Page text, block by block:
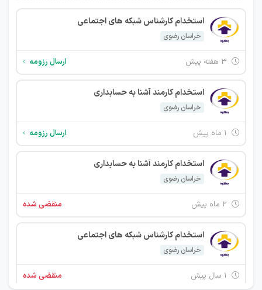
استخدام کارشناس شبکه های اجتماعی
خراسان رضوی
ارسال رزومه
استخدام کارمند آشنا به حسابداری
خراسان رضوی
ارسال رزومه
استخدام کارمند آشنا به حسابداری
خراسان رضوی
منقضی شده
استخدام کارشناس شبکه های اجتماعی
خراسان رضوی
منقضی شده